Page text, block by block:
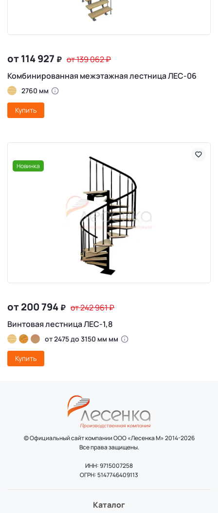
от 114 927 ₽ от 139 062₽
Комбинированная межэтажная лестница ЛЕС-06
2760 мм
Купить
Новинка
от 200 794 ₽ от 242 961₽
Винтовая лестница ЛЕС-1,8
от 2475 до 3150 мм мм
Купить
© Официальный сайт компании ООО «Лесенка М» 2014-2026
Все права защищены.
ИНН: 9715007258
ОГРН: 5147746409113
Каталог